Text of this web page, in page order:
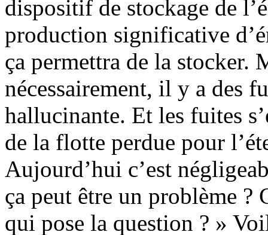
dispositif de stockage de
production significative
ça permettra de la stocker.
nécessairement, il y a des
hallucinante. Et les fuites
de la flotte perdue pour
Aujourd’hui c’est
ça peut être un problème ?
qui pose la question ? »